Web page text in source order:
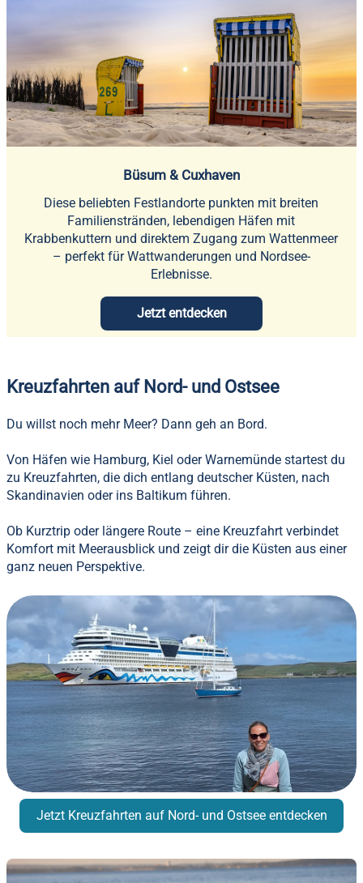
Büsum & Cuxhaven
Diese beliebten Festlandorte punkten mit breiten
Familienstränden, lebendigen Häfen mit
Krabbenkuttern und direktem Zugang zum Wattenmeer
– perfekt für Wattwanderungen und Nordsee-
Erlebnisse.
Jetzt entdecken
Kreuzfahrten auf Nord- und Ostsee
Du willst noch mehr Meer? Dann geh an Bord.
Von Häfen wie Hamburg, Kiel oder Warnemünde startest du
zu Kreuzfahrten, die dich entlang deutscher Küsten, nach
Skandinavien oder ins Baltikum führen.
Ob Kurztrip oder längere Route – eine Kreuzfahrt verbindet
Komfort mit Meerausblick und zeigt dir die Küsten aus einer
ganz neuen Perspektive.
Jetzt Kreuzfahrten auf Nord- und Ostsee entdecken